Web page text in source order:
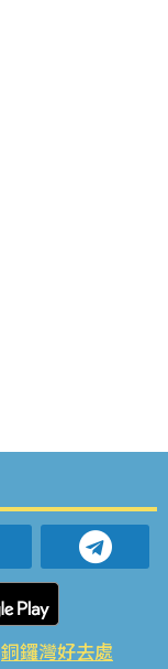
銅鑼灣好去處